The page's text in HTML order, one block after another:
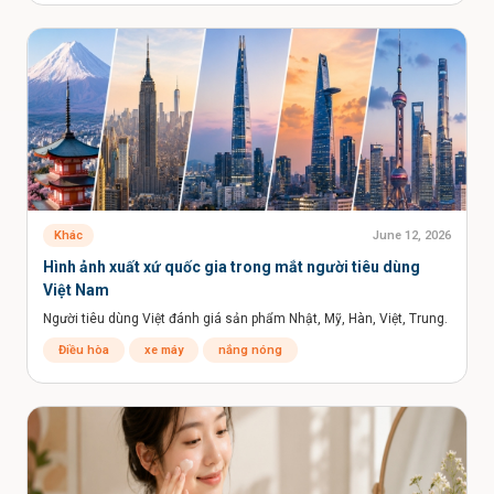
Promotion (2) Loyalty program (3) Coffee chain (3)
Nhà hàng (1) Bán lẻ (7) Fashion retail (2)
Electronics retail (1) Thiết bị gia dụng (1)
Ứng dụng gọi xe (4) Giao thức ăn (1)
Grocery delivery (1) Logistics (1) Supply chain (4)
Warehouse (2) Distribution (2) Import (2)
Export (1)
Japanese market (11)
Chinese market (1) Japanese consumer (1)
Korean consumer (1) Chinese consumer (2)
ASEAN market (1) Global market (1)
Partnership (2) Merger (1) Acquisition (1) IPO (1)
Stock market (1) Bond market (1) Currency (1)
Exchange rate (1) Inflation (1) GDP (8)
Khác June 12, 2026
Hình ảnh xuất xứ quốc gia trong mắt người tiêu dùng
Việt Nam
Người tiêu dùng Việt đánh giá sản phẩm Nhật, Mỹ, Hàn, Việt, Trung.
Điều hòa xe máy nắng nóng